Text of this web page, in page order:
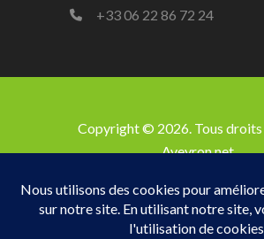
+3306 22 86 72 24
Copyright © 2026. Tous droits
Aveyron net
Accueil Les